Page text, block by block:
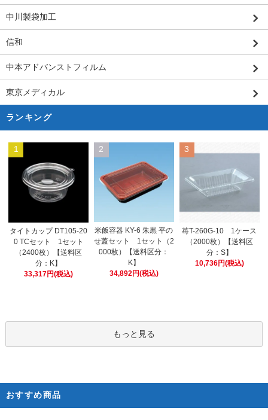
中川製袋加工
信和
中本アドバンストフィルム
東京メディカル
ランキング
1
タイトカップ DT105-20
0 TCセット 1セット
（2400枚）【送料区
分：K】
33,317円(税込)
2
米飯容器 KY-6 朱黒 平の
せ蓋セット 1セット（2
000枚）【送料区分：
K】
34,892円(税込)
3
苺T-260G-10 1ケース
（2000枚）【送料区
分：S】
10,736円(税込)
もっと見る
おすすめ商品